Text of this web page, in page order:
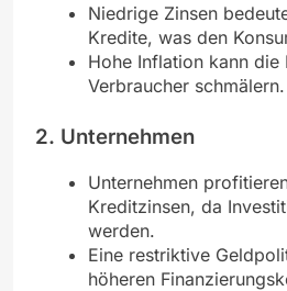
Niedrige Zinsen
Kredite, was den
Hohe Inflation kann
Verbraucher schmälern.
2. Unternehmen
Unternehmen
Kreditzinsen, da
werden.
Eine restriktive
höheren